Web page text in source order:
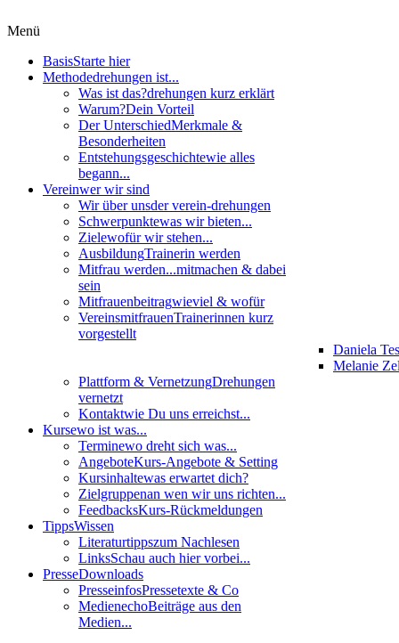
Menü
BasisStarte hier
Methodedrehungen ist...
Was ist das?drehungen kurz erklärt
Warum?Dein Vorteil
Der UnterschiedMerkmale &
Besonderheiten
Entstehungsgeschichtewie alles
begann...
Vereinwer wir sind
Wir über unsder verein-drehungen
Schwerpunktewas wir bieten...
Zielewofür wir stehen...
AusbildungTrainerin werden
Mitfrau werden...mitmachen & dabei
sein
Mitfrauenbeitragwieviel & wofür
VereinsmitfrauenTrainerinnen kurz
vorgestellt
Daniela
Melanie
Plattform & VernetzungDrehungen
vernetzt
Kontaktwie Du uns erreichst...
Kursewo ist was...
Terminewo dreht sich was...
AngeboteKurs-Angebote & Setting
Kursinhaltewas erwartet dich?
Zielgruppenan wen wir uns richten...
FeedbacksKurs-Rückmeldungen
TippsWissen
Literaturtippszum Nachlesen
LinksSchau auch hier vorbei...
PresseDownloads
PresseinfosPressetexte & Co
MedienechoBeiträge aus den
Medien...